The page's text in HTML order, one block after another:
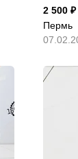
2 500
Пермь